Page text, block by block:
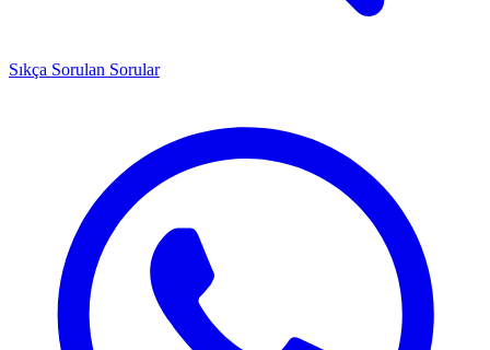
Sıkça Sorulan Sorular